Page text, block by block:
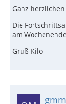
Ganz
Die
am
Gruß Kilo